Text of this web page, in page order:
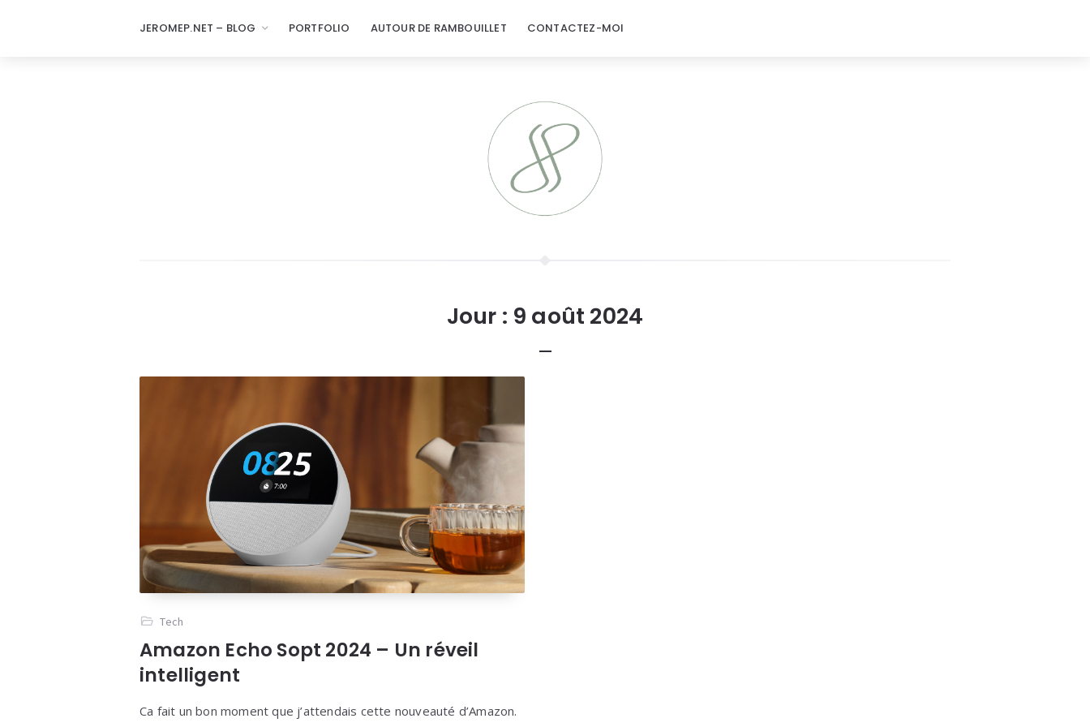
JEROMEP.NET – BLOG PORTFOLIO AUTOUR DE RAMBOUILLET CONTACTEZ-MOI
Jour : 9 août 2024
Tech
Amazon Echo Sopt 2024 – Un réveil
intelligent
Ca fait un bon moment que j’attendais cette nouveauté d’Amazon.